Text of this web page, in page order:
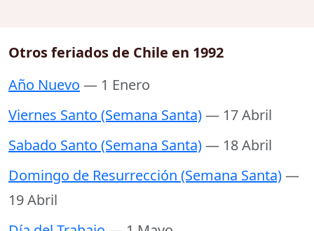
Otros feriados de Chile en 1992
Año Nuevo — 1 Enero
Viernes Santo (Semana Santa)— 17 Abril
Sabado Santo (Semana Santa)— 18 Abril
Domingo de Resurrección (Semana Santa)—
19 Abril